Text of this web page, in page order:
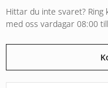
funktion än vad
Arbetsbelysning och
till varningsljus på
E-godkänt för väg
Hittar du inte svaret? Ring
med oss vardagar 08:00